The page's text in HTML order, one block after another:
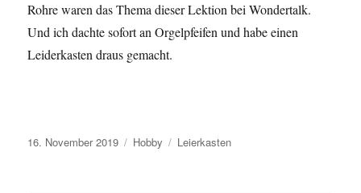
Rohre waren das Thema dieser Lektion bei Wondertalk.
Und ich dachte sofort an Orgelpfeifen und habe einen
Leiderkasten draus gemacht.
Veröffentlicht
16. November 2019 Kategorien
Hobby Schlagwörter
Leierkasten